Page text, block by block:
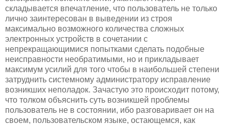
складывается впечатление, что пользователь не только
лично заинтересован в выведении из строя
максимально возможного количества сложных
электронных устройств в сочетании с
непрекращающимися попытками сделать подобные
неисправности необратимыми, но и прикладывает
максимум усилий для того чтобы в наибольшей степени
затруднить системному администратору исправление
возникших неполадок. Зачастую это происходит потому,
что толком объяснить суть возникшей проблемы
пользователь не в состоянии, ибо разговаривает он на
своем, пользовательском языке, остающемся, как